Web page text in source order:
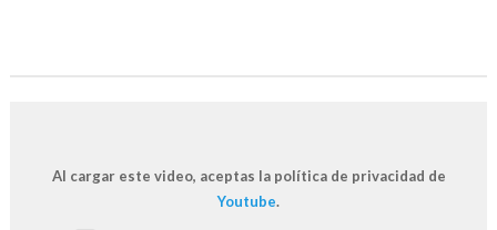
Al cargar este video, aceptas la política de privacidad de
Youtube.